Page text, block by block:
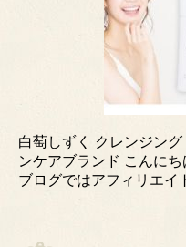
白萄しずく クレンジン
ンケアブランド こんに
ブログではアフィリエイ